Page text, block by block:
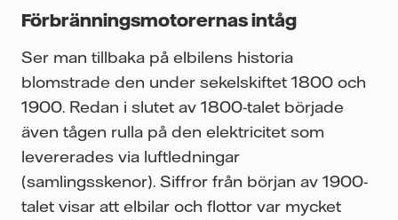
Förbränningsmotorernas intåg
Ser man tillbaka på elbilens historia
blomstrade den under sekelskiftet 1800 och
1900. Redan i slutet av 1800-talet började
även tågen rulla på den elektricitet som
levererades via luftledningar
(samlingsskenor). Siffror från början av 1900-
talet visar att elbilar och flottor var mycket